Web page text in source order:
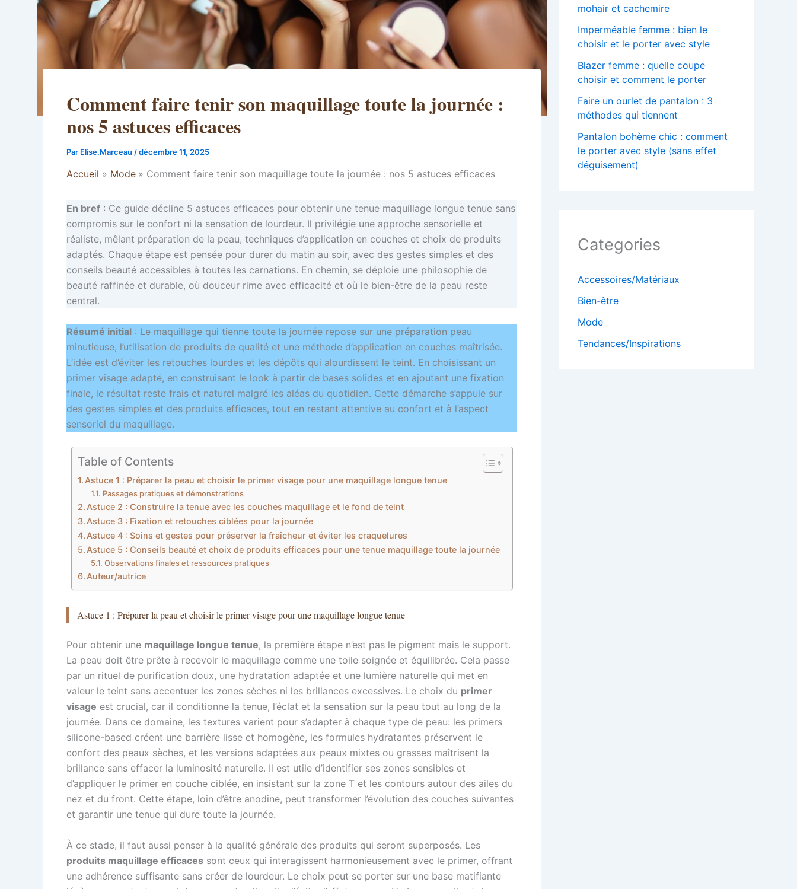
Comment faire tenir son maquillage toute la journée :
nos 5 astuces efficaces
Par Elise.Marceau /décembre 11, 2025
Accueil Mode Comment faire tenir son maquillage toute la journée : nos 5 astuces efficaces
En bref : Ce guide décline 5 astuces efficaces pour obtenir une tenue maquillage longue tenue sans
compromis sur le confort ni la sensation de lourdeur. Il privilégie une approche sensorielle et
réaliste, mêlant préparation de la peau, techniques d’application en couches et choix de produits
adaptés. Chaque étape est pensée pour durer du matin au soir, avec des gestes simples et des
conseils beauté accessibles à toutes les carnations. En chemin, se déploie une philosophie de
beauté raffinée et durable, où douceur rime avec efficacité et où le bien-être de la peau reste
central.
Résumé initial : Le maquillage qui tienne toute la journée repose sur une préparation peau
minutieuse, l’utilisation de produits de qualité et une méthode d’application en couches maîtrisée.
L’idée est d’éviter les retouches lourdes et les dépôts qui alourdissent le teint. En choisissant un
primer visage adapté, en construisant le look à partir de bases solides et en ajoutant une fixation
finale, le résultat reste frais et naturel malgré les aléas du quotidien. Cette démarche s’appuie sur
des gestes simples et des produits efficaces, tout en restant attentive au confort et à l’aspect
sensoriel du maquillage.
Table of Contents
Astuce 1 : Préparer la peau et choisir le primer visage pour une maquillage longue tenue
Passages pratiques et démonstrations
Astuce 2 : Construire la tenue avec les couches maquillage et le fond de teint
Astuce 3 : Fixation et retouches ciblées pour la journée
Astuce 4 : Soins et gestes pour préserver la fraîcheur et éviter les craquelures
Astuce 5 : Conseils beauté et choix de produits efficaces pour une tenue maquillage toute la journée
Observations finales et ressources pratiques
Auteur/autrice
Astuce 1 : Préparer la peau et choisir le primer visage pour une maquillage longue tenue
Pour obtenir une maquillage longue tenue, la première étape n’est pas le pigment mais le support.
La peau doit être prête à recevoir le maquillage comme une toile soignée et équilibrée. Cela passe
par un rituel de purification doux, une hydratation adaptée et une lumière naturelle qui met en
valeur le teint sans accentuer les zones sèches ni les brillances excessives. Le choix du primer
visage est crucial, car il conditionne la tenue, l’éclat et la sensation sur la peau tout au long de la
journée. Dans ce domaine, les textures varient pour s’adapter à chaque type de peau: les primers
silicone-based créent une barrière lisse et homogène, les formules hydratantes préservent le
confort des peaux sèches, et les versions adaptées aux peaux mixtes ou grasses maîtrisent la
brillance sans effacer la luminosité naturelle. Il est utile d’identifier ses zones sensibles et
d’appliquer le primer en couche ciblée, en insistant sur la zone T et les contours autour des ailes du
nez et du front. Cette étape, loin d’être anodine, peut transformer l’évolution des couches suivantes
et garantir une tenue qui dure toute la journée.
À ce stade, il faut aussi penser à la qualité générale des produits qui seront superposés. Les
produits maquillage efficaces sont ceux qui interagissent harmonieusement avec le primer, offrant
une adhérence suffisante sans créer de lourdeur. Le choix peut se porter sur une base matifiante
mohair et cachemire
Imperméable femme : bien le
choisir et le porter avec style
Blazer femme : quelle coupe
choisir et comment le porter
Faire un ourlet de pantalon : 3
méthodes qui tiennent
Pantalon bohème chic : comment
le porter avec style (sans effet
déguisement)
Categories
Accessoires/Matériaux
Bien-être
Mode
Tendances/Inspirations